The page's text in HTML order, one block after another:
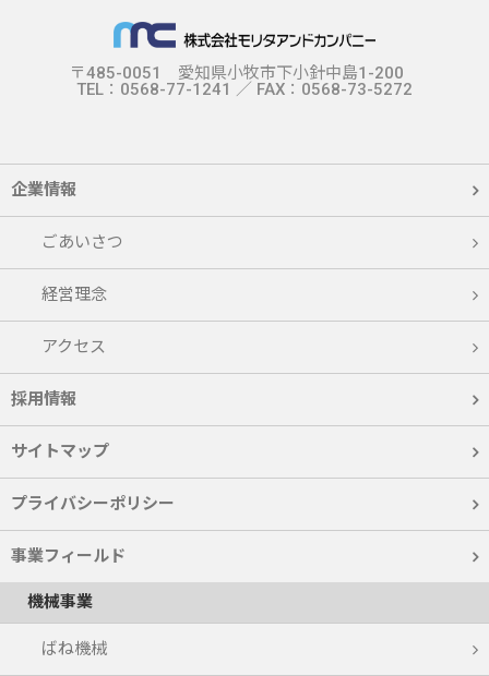
〒485-0051 愛知県小牧市下小針中島1-200
TEL：0568-77-1241 ／ FAX：0568-73-5272
企業情報
ごあいさつ
経営理念
アクセス
採用情報
サイトマップ
プライバシーポリシー
事業フィールド
機械事業
ばね機械